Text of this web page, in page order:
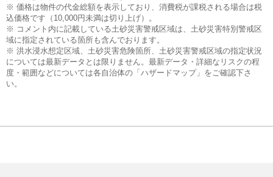
※ 価格は物件の代金総額を表示しており、消費税が課税される場合は税
込価格です（10,000円未満は切り上げ）。
※ コメント内に記載している土砂災害警戒区域は、土砂災害特別警戒区
域に指定されている箇所も含んでおります。
※ 洪水浸水想定区域、土砂災害危険箇所、土砂災害警戒区域の指定状況
については最新データとは限りません。最新データ・詳細なリスクの程
度・範囲などについては各自治体の「ハザードマップ」をご確認下さ
い。